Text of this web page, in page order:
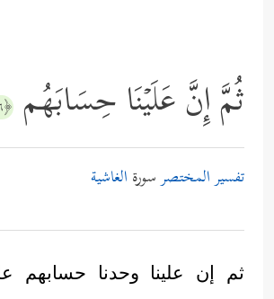
ثُمَّ إِنَّ عَلَیۡنَا حِسَابَهُم ﴿٢٦﴾
تفسير المختصرسورة الغاشية
ثم إن علينا وحدنا حسابهم